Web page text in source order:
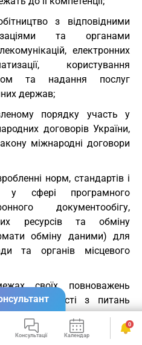
з відповідними
та органами
електронних
користування
та надання послуг
держав;
порядку участь у
договорів України,
міжнародні договори
норм, стандартів і
у сфері програмного
документообігу,
ресурсів та обміну
обміну даними) для
та органів місцевого
своїх повноважень
діяльності з питань
державних
ресурсів, забезпечує
Консультації Календар Сервіси
0